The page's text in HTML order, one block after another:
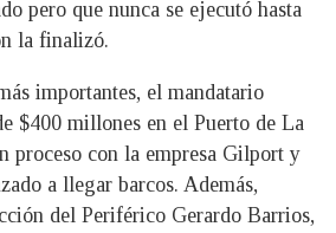
pero que nunca se ejecutó hasta
la finalizó.
importantes, el mandatario
$400 millones en el Puerto de La
proceso con la empresa Gilport y
a llegar barcos. Además,
del Periférico Gerardo Barrios,